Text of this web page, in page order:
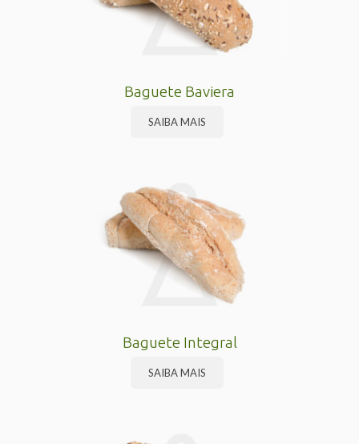
Baguete Baviera
SAIBA MAIS
Baguete Integral
SAIBA MAIS